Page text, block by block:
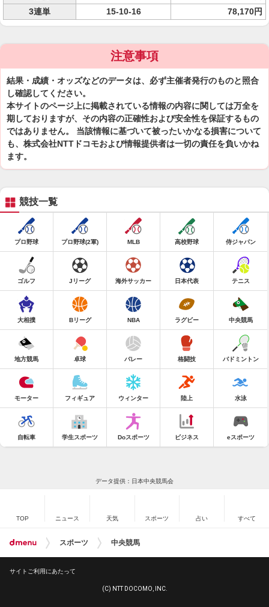
3連単
15-10-16 78,170円
注意事項
結果・成績・オッズなどのデータは、必ず主催者発行のものと照合
し確認してください。
本サイトのページ上に掲載されている情報の内容に関しては万全を
期しておりますが、その内容の正確性および安全性を保証するもの
ではありません。 当該情報に基づいて被ったいかなる損害について
も、株式会社NTTドコモおよび情報提供者は一切の責任を負いかね
ます。
競技一覧
プロ野球 プロ野球(2軍) MLB 高校野球 侍ジャパン
ゴルフ Jリーグ 海外サッカー 日本代表 テニス
大相撲 Bリーグ NBA ラグビー 中央競馬
地方競馬 卓球 バレー 格闘技 バドミントン
モーター フィギュア ウィンター 陸上 水泳
自転車 学生スポーツ Doスポーツ ビジネス eスポーツ
データ提供：日本中央競馬会
TOP ニュース 天気 スポーツ 占い すべて
スポーツ 中央競馬
サイトご利用にあたって
(C) NTT DOCOMO, INC.